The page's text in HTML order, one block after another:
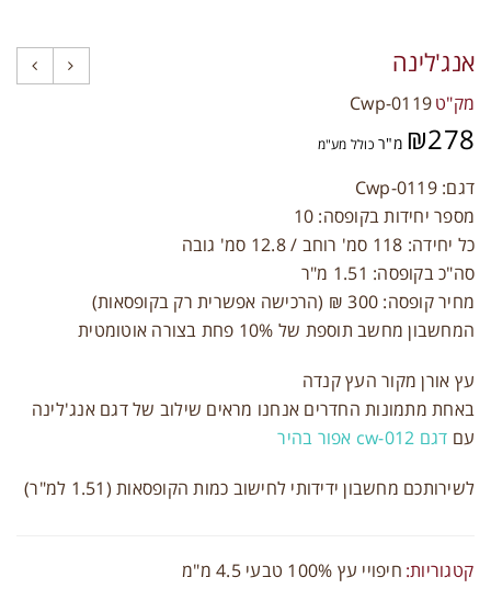
משתמש או כתובת אימייל
*
סיסמה
אנג'לינה
מק"טCwp-0119
₪278 מ"רכולל מע"מ
דגם: Cwp-0119
מספר יחידות בקופסה: 10
כל יחידה: 118 סמ' רוחב / 12.8 סמ' גובה
סה"כ בקופסה: 1.51 מ"ר
מחיר קופסה: 300 ₪ (הרכישה אפשרית רק בקופסאות)
המחשבון מחשב תוספת של 10% פחת בצורה אוטומטית
עץ אורן מקור העץ קנדה
באחת מתמונות החדרים אנחנו מראים שילוב של דגם אנג'לינה
עם דגם cw-012 אפור בהיר
לשירותכם מחשבון ידידותי לחישוב כמות הקופסאות (1.51 למ"ר)
קטגוריות: חיפויי עץ 100% טבעי 4.5 מ"מ